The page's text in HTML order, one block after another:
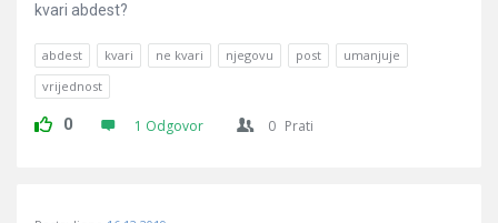
kvari abdest?
abdest kvari ne kvari njegovu post
umanjuje
vrijednost
0 1 Odgovor 0 Prati